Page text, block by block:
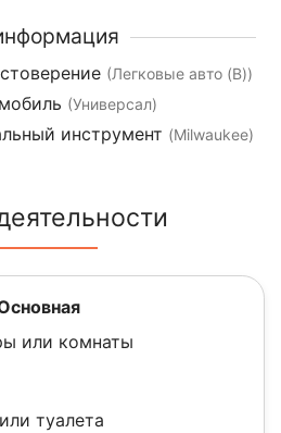
(Легковые авто (B))
(Универсал)
инструмент (Milwaukee)
или комнаты
туалета